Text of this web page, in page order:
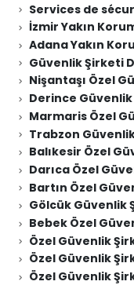
Services de
İzmir Yakın
Adana Yakın
Güvenlik Şirketi
Nişantaşı Özel
Derince
Marmaris Özel
Trabzon
Balıkesir Özel
Darıca Özel
Bartın Özel
Gölcük Güvenlik
Bebek Özel
Özel Güvenlik
Özel Güvenlik
Özel Güvenlik